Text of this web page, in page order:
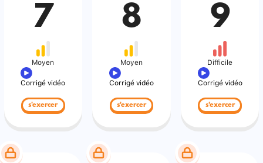
7
Moyen
Corrigé vidéo
s'exercer
8
Moyen
Corrigé vidéo
s'exercer
9
Difficile
Corrigé vidéo
s'exercer